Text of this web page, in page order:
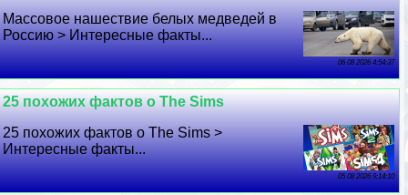
Массовое нашествие белых медведей в
Россию > Интересные факты...
06 08 2026 4:54:37
25 похожих фактов о The Sims
25 похожих фактов о The Sims >
Интересные факты...
05 08 2026 9:14:10